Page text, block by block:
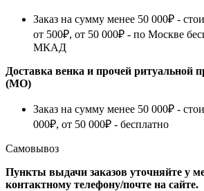
Заказ на сумму менее 50 000₽ -
от 500₽, от 50 000₽ - по Москве
МКАД
Доставка венка и прочей
(МО)
Заказ на сумму менее 50 000₽ -
000₽, от 50 000₽ - бесплатно
Самовывоз
Пункты выдачи заказов уточняйте у
контактному телефону/почте на сайте.